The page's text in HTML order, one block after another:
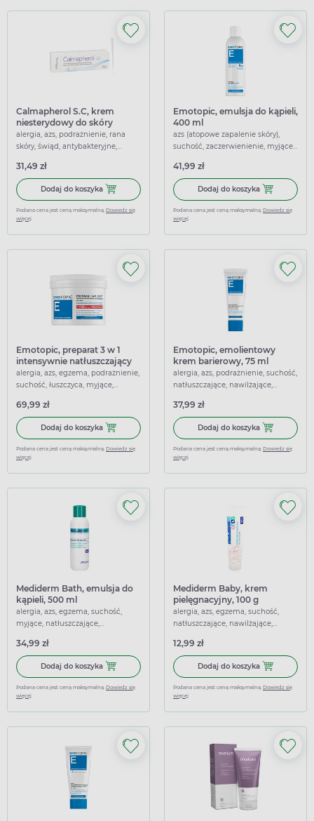
Calmapherol S.C, krem
niesterydowy do skóry
podrażnionej, 20 g
alergia, azs, podrażnienie, rana
skóry, świąd, antybakteryjne,
łagodzące
31,49 zł
Dodaj do koszyka Dodaj do koszyka Calmapherol S.C, krem niesterydowy
Podana cena jest ceną maksymalną. Dowiedz się
więcej
Emotopic, emulsja do kąpieli,
400 ml
azs (atopowe zapalenie skóry),
suchość, zaczerwienienie, myjące,
41,99 zł
Dodaj do koszyka Dodaj do
Podana cena jest ceną maksymalną. Dowiedz się
więcej
Emotopic, preparat 3 w 1
intensywnie natłuszczający
do ciała, 500 ml
alergia, azs, egzema, podrażnienie,
suchość, łuszczyca, myjące,
łagodzące
69,99 zł
Dodaj do koszyka Dodaj do koszyka Emotopic, preparat 3 w 1 intensywnie
Podana cena jest ceną maksymalną. Dowiedz się
więcej
Emotopic, emolientowy
krem barierowy, 75 ml
alergia, azs, podrażnienie, suchość,
natłuszczające, nawilżające,
37,99 zł
Dodaj do koszyka Dodaj do
Podana cena jest ceną maksymalną. Dowiedz się
więcej
Mediderm Bath, emulsja do
kąpieli, 500 ml
alergia, azs, egzema, suchość,
myjące, natłuszczające,
34,99 zł
Dodaj do koszyka Dodaj do koszyka Mediderm Bath, emulsja do kąpieli,
Podana cena jest ceną maksymalną. Dowiedz się
więcej
Mediderm Baby, krem
pielęgnacyjny, 100 g
alergia, azs, egzema, suchość,
natłuszczające, nawilżające,
12,99 zł
Dodaj do koszyka Dodaj do
Podana cena jest ceną maksymalną. Dowiedz się
więcej